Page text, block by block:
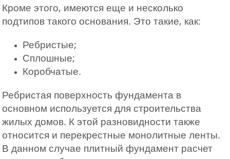
Кроме этого, имеются еще и несколько
подтипов такого основания. Это такие, как:
Ребристые;
Сплошные;
Коробчатые.
Ребристая поверхность фундамента в
основном используется для строительства
жилых домов. К этой разновидности также
относится и перекрестные монолитные ленты.
В данном случае плитный фундамент расчет